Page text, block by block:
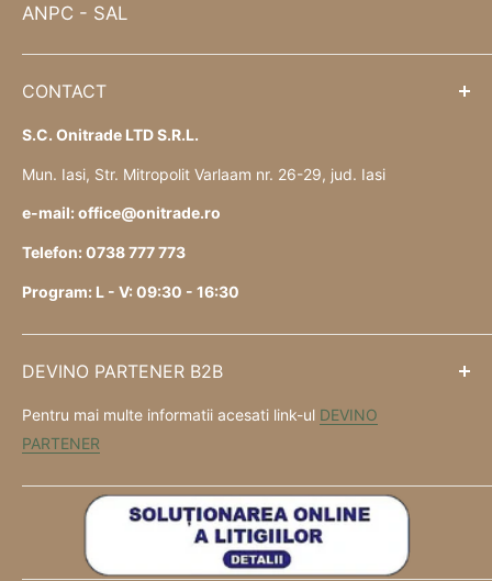
ANPC - SAL
CONTACT
S.C. Onitrade LTD S.R.L.
Mun. Iasi, Str. Mitropolit Varlaam nr. 26-29, jud. Iasi
e-mail: office@onitrade.ro
Telefon: 0738 777 773
Program: L - V: 09:30 - 16:30
DEVINO PARTENER B2B
Pentru mai multe informatii acesati link-ul DEVINO
PARTENER